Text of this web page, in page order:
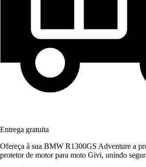
Entrega gratuita
Ofereça à sua BMW R1300GS Adventure a
protetor de motor para moto Givi, unindo